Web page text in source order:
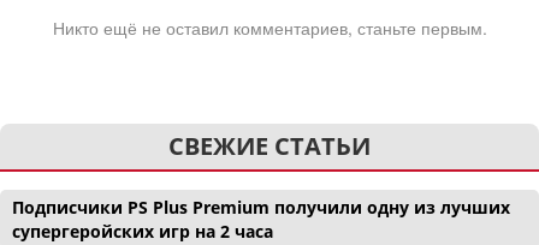
Никто ещё не оставил комментариев, станьте первым.
СВЕЖИЕ СТАТЬИ
Подписчики PS Plus Premium получили одну из лучших
супергеройских игр на 2 часа